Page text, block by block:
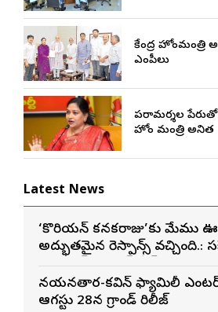
కేంద్ర హోంమంత్రి
ఎంపీలు
పరామర్శల పేరుతో
హోం మంత్రి అనిత
Latest News
‘కొరియన్ కనకరాజు’కు మేము
అద్భుతమైన రెస్పాన్స్ వచ్చింది.:
నయనతార-కవిన్ ఫ్యామిలీ
ఆగస్టు 28న గ్రాండ్ రిలీజ్